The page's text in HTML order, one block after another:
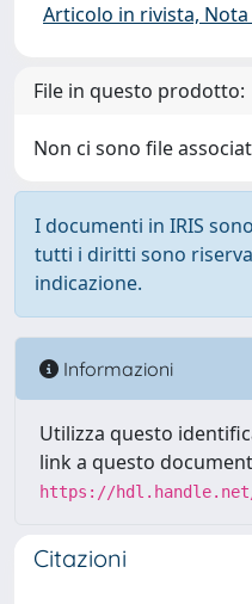
Articolo in rivista, Nota
File in questo prodotto:
Non ci sono file
I documenti in IRIS
tutti i diritti sono
indicazione.
Informazioni
Utilizza questo
link a questo
https://hdl.handle.net/
Citazioni